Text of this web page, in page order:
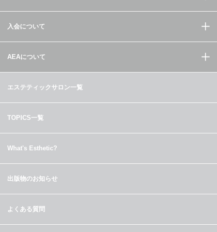
入会について
AEAについて
エステティックサロン一覧
TOPICS一覧
What's Esthetic?
出版物のお知らせ
よくある質問